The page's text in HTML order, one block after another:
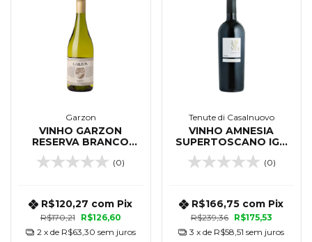
Garzon
VINHO GARZON
RESERVA BRANCO
ALBARINO 750 ML
(0)
R$170,21 R$126,60
R$120,27 com Pix
2 x de R$63,30 sem juros
Tenute di Casalnuovo
VINHO AMNESIA
SUPERTOSCANO IGT
SANGIOVESE TINTO
750 ML - 2019(0)
R$239,36 R$175,53
R$166,75 com Pix
3 x de R$58,51 sem juros